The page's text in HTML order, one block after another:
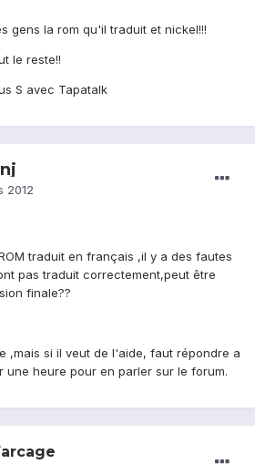
gens la rom qu'il traduit et nickel!!!
le reste!!
S avec Tapatalk
2012
traduit en français ,il y a des fautes
pas traduit correctement,peut être
finale??
,mais si il veut de l'aide, faut répondre a
une heure pour en parler sur le forum.